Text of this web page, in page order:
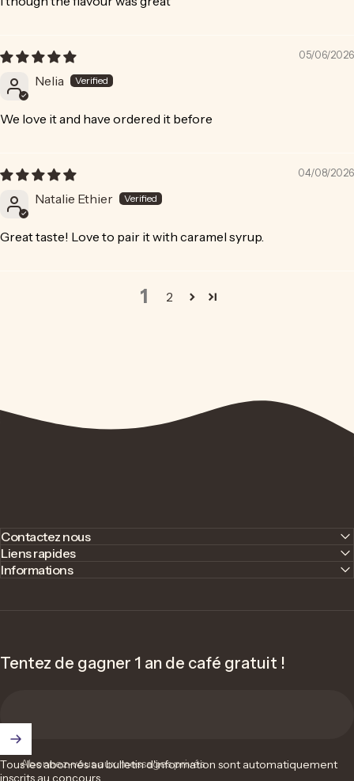
05/06/2026
Nelia
We love it and have ordered it before
04/08/2026
Natalie Ethier
Great taste! Love to pair it with caramel syrup.
1 2
Contactez nous
Liens rapides
Informations
Tentez de gagner 1 an de café gratuit !
Abonnez-vous aux messages privés
Tous les abonnés au bulletin d'information sont automatiquement
inscrits au concours.